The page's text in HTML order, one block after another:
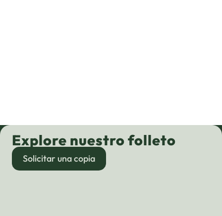
Explore nuestro folleto
Solicitar una copia